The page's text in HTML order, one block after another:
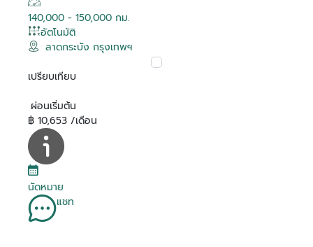
140,000 - 150,000 กม.
อัตโนมัติ
ลาดกระบัง กรุงเทพฯ
เปรียบเทียบ
ผ่อนเริ่มต้น
฿ 10,653 /เดือน
นัดหมาย
แชท